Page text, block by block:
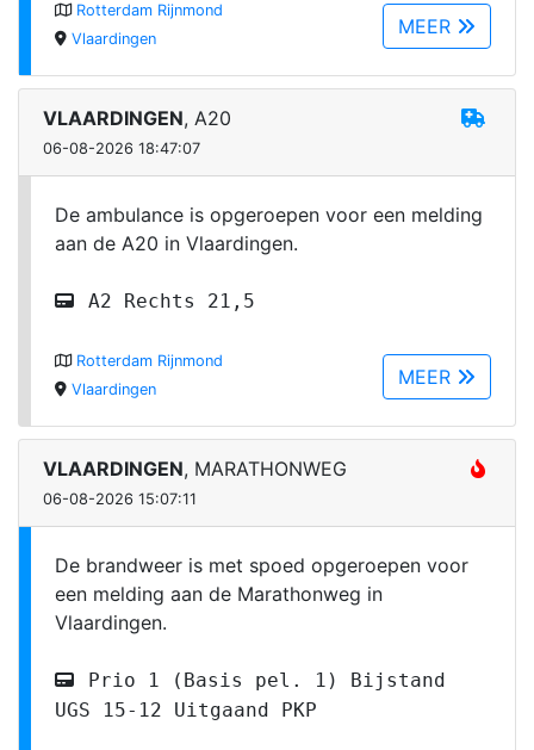
MEER
Rotterdam Rijnmond
Vlaardingen
VLAARDINGEN, A20
06-08-2026 18:47:07
De ambulance is opgeroepen voor een melding
aan de A20 in Vlaardingen.
A2 Rechts 21,5
MEER
Rotterdam Rijnmond
Vlaardingen
VLAARDINGEN, MARATHONWEG
06-08-2026 15:07:11
De brandweer is met spoed opgeroepen voor
een melding aan de Marathonweg in
Vlaardingen.
Prio 1 (Basis pel. 1) Bijstand
UGS 15-12 Uitgaand PKP